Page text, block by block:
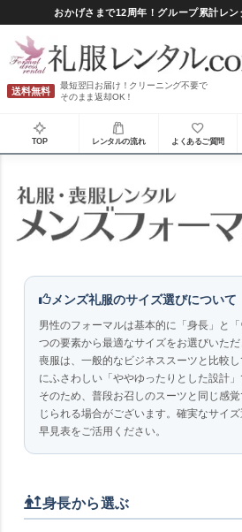
おかげさまで12周年！グループ累計レン
送料無料
最短翌日お届け！クリーニング不要で
そのまま返却OK！
TOP レンタルの流れ よくあるご質問
メンズ礼服のサイズ選びについて
男性のフォーマルは基本的に 「身長」 と
つの要素から最適なサイズをお選びいた
喪服は、一般的なビジネススーツと比較
にふさわしい「ややゆったりとした設計」
そのため、普段お召しのスーツと同じ感
じられる場合がございます。確実なサイ
早見表をご活用ください。
身長から選ぶ